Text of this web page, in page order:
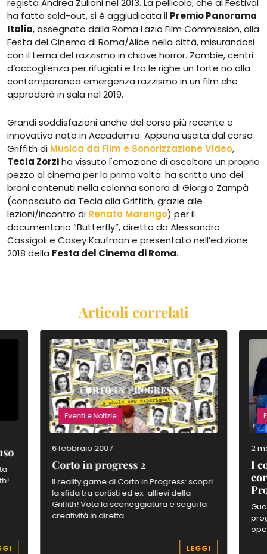
regista Andrea Zuliani nel 2013. La pellicola, che al Festival
ha fatto sold-out, si è aggiudicata il Premio Panorama
Italia, assegnato dalla Roma Lazio Film Commission, alla
Festa del Cinema di Roma/Alice nella città, misurandosi
con il tema del razzismo in chiave horror. Zombie, centri
d’accoglienza per rifugiati e tra le righe un forte no alla
contemporanea emergenza razzismo in un film che
approderà in sala nel 2019.
Grandi soddisfazioni anche dal corso più recente e
innovativo nato in Accademia. Appena uscita dal corso
Griffith di Musica da Film e Sonorizzazione Video,
Tecla Zorziha vissuto l'emozione di ascoltare un proprio
pezzo al cinema per la prima volta: ha scritto uno dei
brani contenuti nella colonna sonora di Giorgio Zampà
(conosciuto da Tecla alla Griffith, grazie alle
lezioni/incontro di Renato Marengo) per il
documentario “Butterfly”, diretto da Alessandro
Cassigoli e Casey Kaufman e presentato nell’edizione
2018 della Festa del Cinema di Roma.
Articoli correlati
Eventi e Notizie
6 febbraio 2007
Corto in progress 2
Il reality game di Corto in Progress: scopri
la sfida tra cortisti ed ex-allievi della
Griffith! Vota la sceneggiatura e segui la
creatività in diretta.
LEGGI
2
I